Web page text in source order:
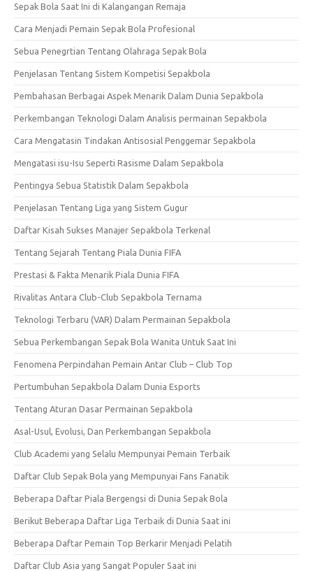
Sepak Bola Saat Ini di Kalangangan Remaja
Cara Menjadi Pemain Sepak Bola Profesional
Sebua Penegrtian Tentang Olahraga Sepak Bola
Penjelasan Tentang Sistem Kompetisi Sepakbola
Pembahasan Berbagai Aspek Menarik Dalam Dunia Sepakbola
Perkembangan Teknologi Dalam Analisis permainan Sepakbola
Cara Mengatasin Tindakan Antisosial Penggemar Sepakbola
Mengatasi isu-Isu Seperti Rasisme Dalam Sepakbola
Pentingya Sebua Statistik Dalam Sepakbola
Penjelasan Tentang Liga yang Sistem Gugur
Daftar Kisah Sukses Manajer Sepakbola Terkenal
Tentang Sejarah Tentang Piala Dunia FIFA
Prestasi & Fakta Menarik Piala Dunia FIFA
Rivalitas Antara Club-Club Sepakbola Ternama
Teknologi Terbaru (VAR) Dalam Permainan Sepakbola
Sebua Perkembangan Sepak Bola Wanita Untuk Saat Ini
Fenomena Perpindahan Pemain Antar Club – Club Top
Pertumbuhan Sepakbola Dalam Dunia Esports
Tentang Aturan Dasar Permainan Sepakbola
Asal-Usul, Evolusi, Dan Perkembangan Sepakbola
Club Academi yang Selalu Mempunyai Pemain Terbaik
Daftar Club Sepak Bola yang Mempunyai Fans Fanatik
Beberapa Daftar Piala Bergengsi di Dunia Sepak Bola
Berikut Beberapa Daftar Liga Terbaik di Dunia Saat ini
Beberapa Daftar Pemain Top Berkarir Menjadi Pelatih
Daftar Club Asia yang Sangat Populer Saat ini